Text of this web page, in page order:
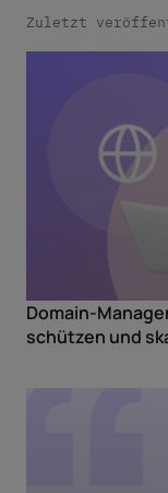
Zuletzt
Domain-
schützen und